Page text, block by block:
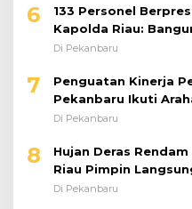
6
133 Personel
Kapolda Riau:
dengan Karya Nyata
Di Pekanbaru
7
Penguatan Kinerja
Pekanbaru Ikuti
Di Pekanbaru
8
Hujan Deras
Riau Pimpin
Bantu Pengendara
Di Pekanbaru